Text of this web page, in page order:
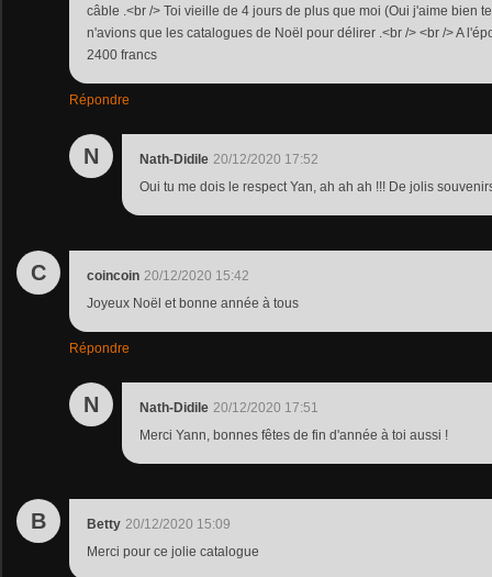
câble .<br /> Toi vieille de 4 jours de plus que moi (Oui j'aime bien
n'avions que les catalogues de Noël pour délirer .<br /> <br /> A
2400 francs
Répondre
N Nath-Didile 20/12/2020 17:52
Oui tu me dois le respect Yan, ah ah ah !!! De jolis
C coincoin 20/12/2020 15:42
Joyeux Noël et bonne année à tous
Répondre
N Nath-Didile 20/12/2020 17:51
Merci Yann, bonnes fêtes de fin d'année à toi aussi !
B Betty 20/12/2020 15:09
Merci pour ce jolie catalogue